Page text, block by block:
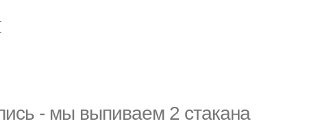
- мы выпиваем 2 стакана